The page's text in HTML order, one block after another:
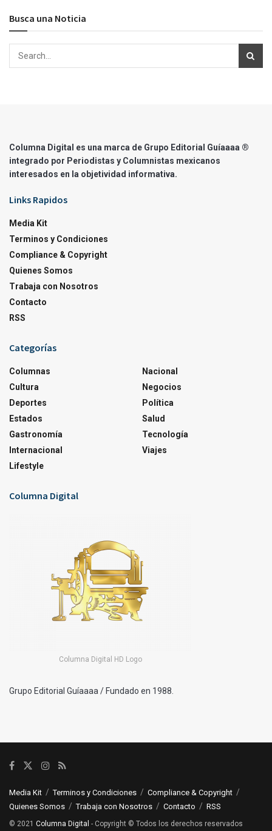
Busca una Noticia
Columna Digital es una marca de Grupo Editorial Guíaaaa ®
integrado por Periodistas y Columnistas mexicanos
interesados en la objetividad informativa.
Links Rapidos
Media Kit
Terminos y Condiciones
Compliance & Copyright
Quienes Somos
Trabaja con Nosotros
Contacto
RSS
Categorías
Columnas
Cultura
Deportes
Estados
Gastronomía
Internacional
Lifestyle
Nacional
Negocios
Política
Salud
Tecnología
Viajes
Columna Digital
Columna Digital HD Logo
Grupo Editorial Guíaaaa / Fundado en 1988.
Media Kit Terminos y Condiciones
Compliance & Copyright
Quienes Somos
Trabaja con Nosotros Contacto RSS
© 2021 Columna Digital - Copyright © Todos los derechos reservados